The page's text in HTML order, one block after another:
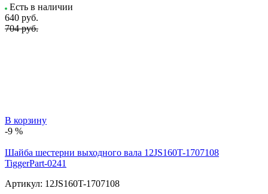
Есть в наличии
640 руб.
704 руб.
В корзину
-9 %
Шайба шестерни выходного вала 12JS160T-1707108
TiggerPart-0241
Артикул: 12JS160T-1707108